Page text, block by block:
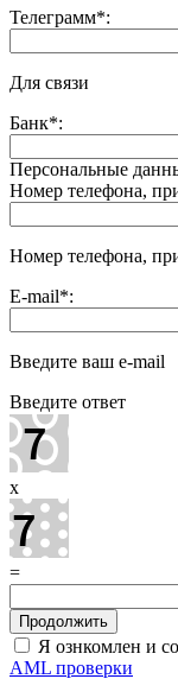
Телеграмм*:
Для связи
Банк*:
Персональные
Номер телефона,
Номер телефона,
E-mail*:
Введите ваш e-mail
Введите ответ
x
=
Я ознкомлен и
AML проверки